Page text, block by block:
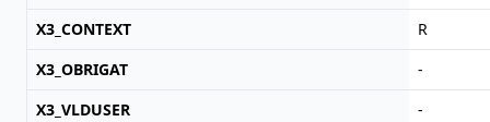
X3_CONTEXT
R
X3_OBRIGAT
-
X3_VLDUSER
-